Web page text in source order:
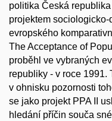
politika Česká
projektem
evropského
The Acceptance of
proběhl ve vybraných
republiky - v roce 1991.
v ohnisku pozornosti
se jako projekt PPA II
hledání příčin souča